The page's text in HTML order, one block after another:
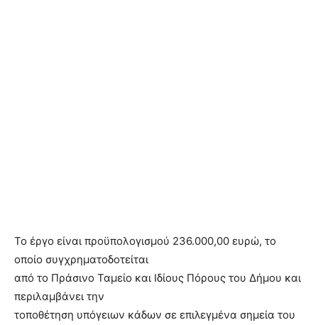
To έργο είναι προϋπολογισμού 236.000,00 ευρώ, το
οποίο συγχρηματοδοτείται
από το Πράσινο Ταμείο και Ιδίους Πόρους του Δήμου και
περιλαμβάνει την
τοποθέτηση υπόγειων κάδων σε επιλεγμένα σημεία του